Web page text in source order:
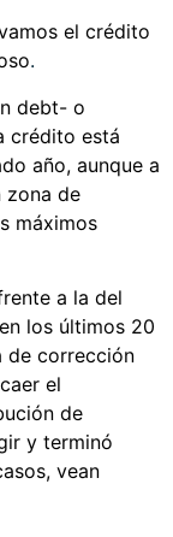
el crédito
.
debt- o
crédito está
año, aunque a
zona de
máximos
a la del
los últimos 20
de corrección
el
de
y terminó
vean